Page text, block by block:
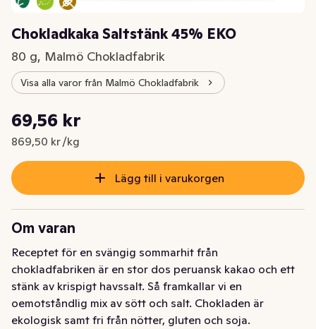
Chokladkaka Saltstänk 45% EKO
80 g, Malmö Chokladfabrik
Visa alla varor från Malmö Chokladfabrik
Nuvarande pris är: 69,56 kr
69,56 kr
869,50 kr /kg
Styckpris: 869,50 kr /kg
Lägg till i varukorgen
Om varan
Receptet för en svängig sommarhit från
chokladfabriken är en stor dos peruansk kakao och ett
stänk av krispigt havssalt. Så framkallar vi en
oemotståndlig mix av sött och salt. Chokladen är
ekologisk samt fri från nötter, gluten och soja.